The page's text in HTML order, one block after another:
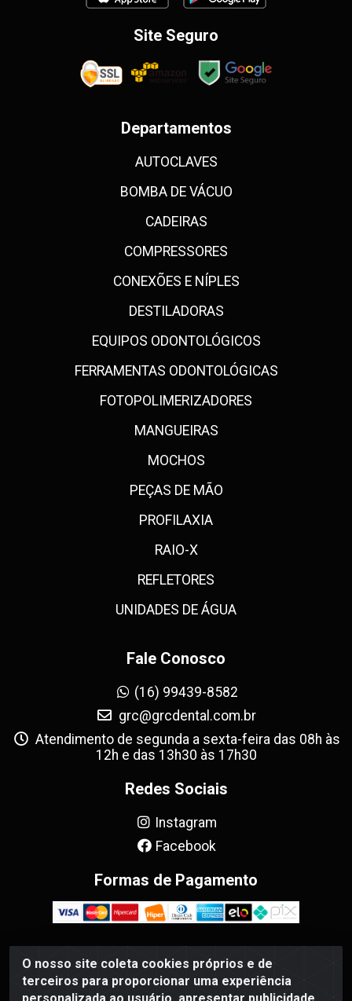
O nosso site coleta cookies próprios e de
terceiros para proporcionar uma experiência
Site Seguro
Departamentos
AUTOCLAVES
BOMBA DE VÁCUO
CADEIRAS
COMPRESSORES
CONEXÕES E NÍPLES
DESTILADORAS
EQUIPOS ODONTOLÓGICOS
FERRAMENTAS ODONTOLÓGICAS
FOTOPOLIMERIZADORES
MANGUEIRAS
MOCHOS
PEÇAS DE MÃO
PROFILAXIA
RAIO-X
REFLETORES
UNIDADES DE ÁGUA
Fale Conosco
(16) 99439-8582
grc@grcdental.com.br
Atendimento de segunda a sexta-feira das 08h às
12h e das 13h30 às 17h30
Redes Sociais
Instagram
Facebook
Formas de Pagamento
GRC Dental - Avenida Antônio e Helena Zerrenner, 720 -
Sumarezinho, Ribeirão Preto/SP - CEP 14055-130 - CNPJ